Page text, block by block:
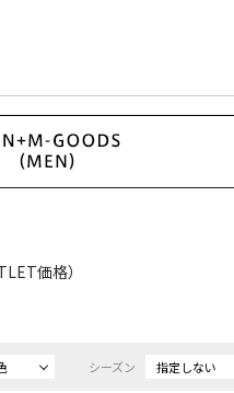
価格）
シーズン 指定しない